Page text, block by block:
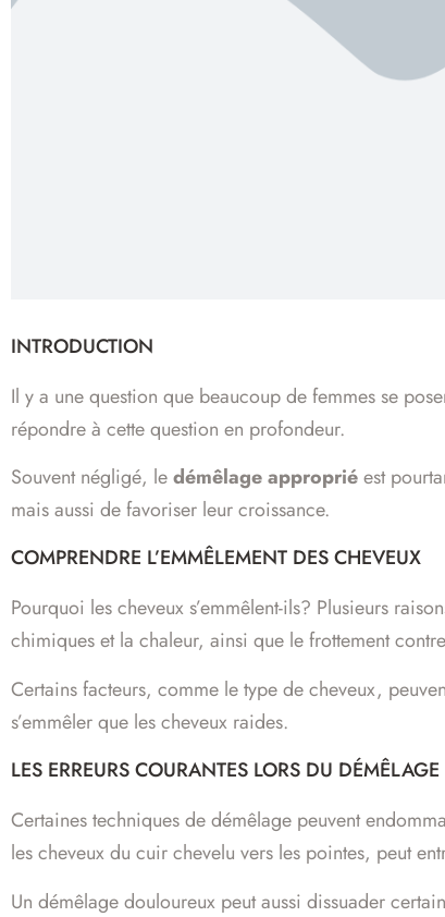
INTRODUCTION
Il y a une question que beaucoup de femmes se
répondre à cette question en profondeur.
Souvent négligé, ledémêlage appropriéest
mais aussi de favoriser leur croissance.
COMPRENDRE L’EMMÊLEMENT DES CHEVEUX
Pourquoi les cheveux s’emmêlent-ils? Plusieurs
chimiques et la chaleur, ainsi que le frottement
Certains facteurs, comme le type de cheveux,
s’emmêler que les cheveux raides.
LES ERREURS COURANTES LORS DU DÉMÊLAGE
Certaines techniques de démêlage peuvent
les cheveux du cuir chevelu vers les pointes, peut
Un démêlage douloureux peut aussi dissuader